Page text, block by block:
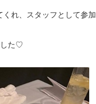
くれ、スタッフとして参
した♡